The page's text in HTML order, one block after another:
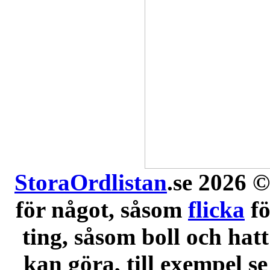
StoraOrdlistan.se 2026
för något, såsom flicka
ting, såsom boll och
kan göra, till exempel